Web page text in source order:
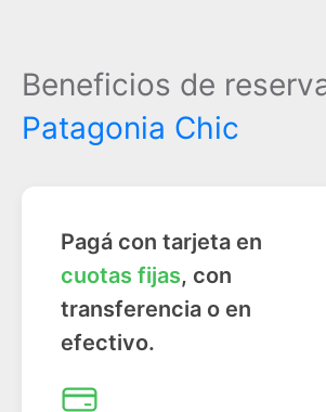
Beneficios de
Patagonia Chic
Pagá con tarjeta en
cuotas fijas, con
transferencia o en
efectivo.